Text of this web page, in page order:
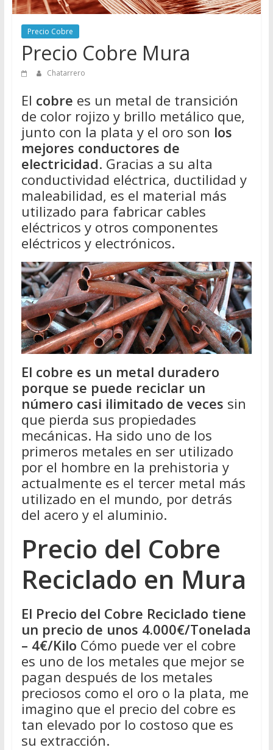
de
Chatarreros
para
vender
Precio Cobre
Precio Cobre Mura
Chatarrero
El cobre es un metal de transición
de color rojizo y brillo metálico que,
junto con la plata y el oro son los
mejores conductores de
electricidad. Gracias a su alta
conductividad eléctrica, ductilidad y
maleabilidad, es el material más
utilizado para fabricar cables
eléctricos y otros componentes
eléctricos y electrónicos.
El cobre es un metal duradero
porque se puede reciclar un
número casi ilimitado de veces sin
que pierda sus propiedades
mecánicas. Ha sido uno de los
primeros metales en ser utilizado
por el hombre en la prehistoria y
actualmente es el tercer metal más
utilizado en el mundo, por detrás
del acero y el aluminio.
Precio del Cobre
Reciclado en Mura
El Precio del Cobre Reciclado tiene
un precio de unos 4.000€/Tonelada
– 4€/Kilo Cómo puede ver el cobre
es uno de los metales que mejor se
pagan después de los metales
preciosos como el oro o la plata, me
imagino que el precio del cobre es
tan elevado por lo costoso que es
su extracción.